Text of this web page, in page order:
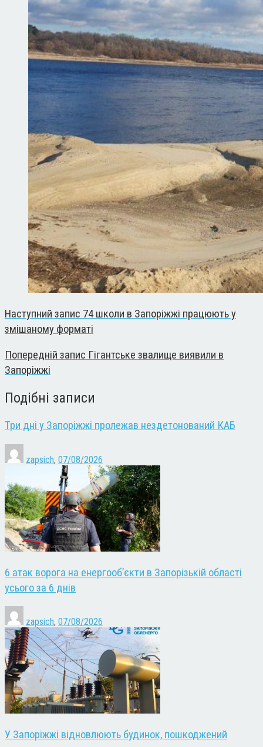
Наступний запис 74 школи в Запоріжжі працюють у
змішаному форматі
Попередній запис Гігантське звалище виявили в
Запоріжжі
Подібні записи
Три дні у Запоріжжі пролежав нездетонований КАБ
zapsich, 07/08/2026
6 атак ворога на енергооб’єкти в Запорізькій області
усього за 6 днів
zapsich, 07/08/2026
У Запоріжжі відновлюють будинок, пошкоджений